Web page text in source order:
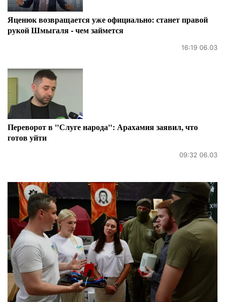
Яценюк возвращается уже официально: станет правой
рукой Шмыгаля - чем займется
16:19 06.03
Переворот в "Слуге народа": Арахамия заявил, что
готов уйти
09:32 06.03